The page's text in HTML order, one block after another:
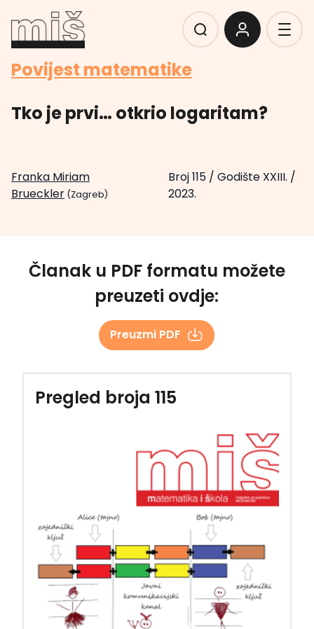
Povijest matematike
Tko je prvi… otkrio logaritam?
Franka Miriam
Brueckler (Zagreb)
Broj 115/ Godište XXIII. /
2023.
Članak u PDF formatu možete
preuzeti ovdje:
Preuzmi PDF
Pregled broja 115